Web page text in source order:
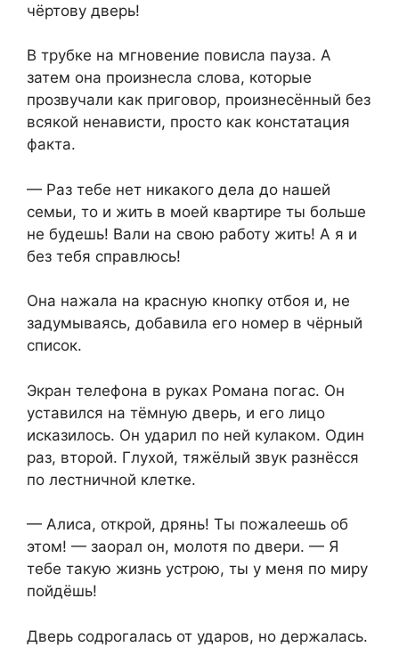
чёртову дверь!
В трубке на мгновение повисла пауза. А
затем она произнесла слова, которые
прозвучали как приговор, произнесённый без
всякой ненависти, просто как констатация
факта.
— Раз тебе нет никакого дела до нашей
семьи, то и жить в моей квартире ты больше
не будешь! Вали на свою работу жить! А я и
без тебя справлюсь!
Она нажала на красную кнопку отбоя и, не
задумываясь, добавила его номер в чёрный
список.
Экран телефона в руках Романа погас. Он
уставился на тёмную дверь, и его лицо
исказилось. Он ударил по ней кулаком. Один
раз, второй. Глухой, тяжёлый звук разнёсся
по лестничной клетке.
— Алиса, открой, дрянь! Ты пожалеешь об
этом! — заорал он, молотя по двери. — Я
тебе такую жизнь устрою, ты у меня по миру
пойдёшь!
Дверь содрогалась от ударов, но держалась.